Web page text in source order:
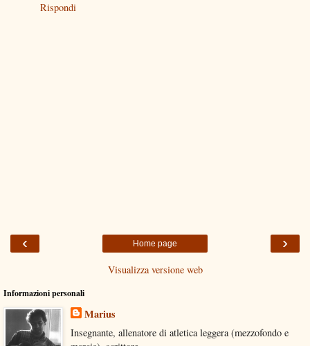
Rispondi
‹ ›
Home page
Visualizza versione web
Informazioni personali
Marius
Insegnante, allenatore di atletica leggera (mezzofondo e